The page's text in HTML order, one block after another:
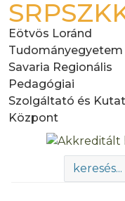
Eötvös Loránd
Tudományegyetem
Savaria Regionális
Pedagógiai
Szolgáltató és
Központ